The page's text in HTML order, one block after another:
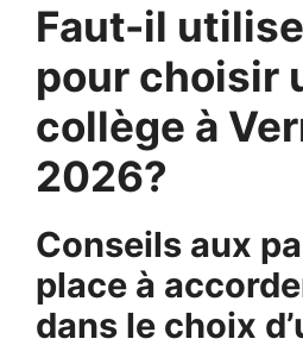
Faut-il
pour choisir
collège à
2026?
Conseils aux
place à
dans le choix